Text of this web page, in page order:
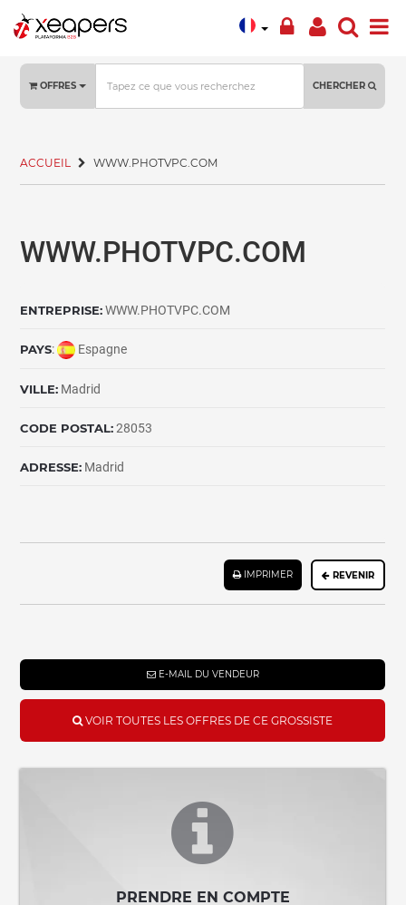
OFFRES CHERCHER
ACCUEIL WWW.PHOTVPC.COM
WWW.PHOTVPC.COM
ENTREPRISE:WWW.PHOTVPC.COM
PAYS: Espagne
VILLE: Madrid
CODE POSTAL:28053
ADRESSE: Madrid
REVENIR
IMPRIMER
E-MAIL DU VENDEUR
VOIR TOUTES LES OFFRES DE CE GROSSISTE
PRENDRE EN COMPTE